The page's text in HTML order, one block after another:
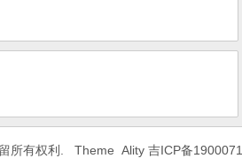
所有权利. Theme Ality 吉ICP备